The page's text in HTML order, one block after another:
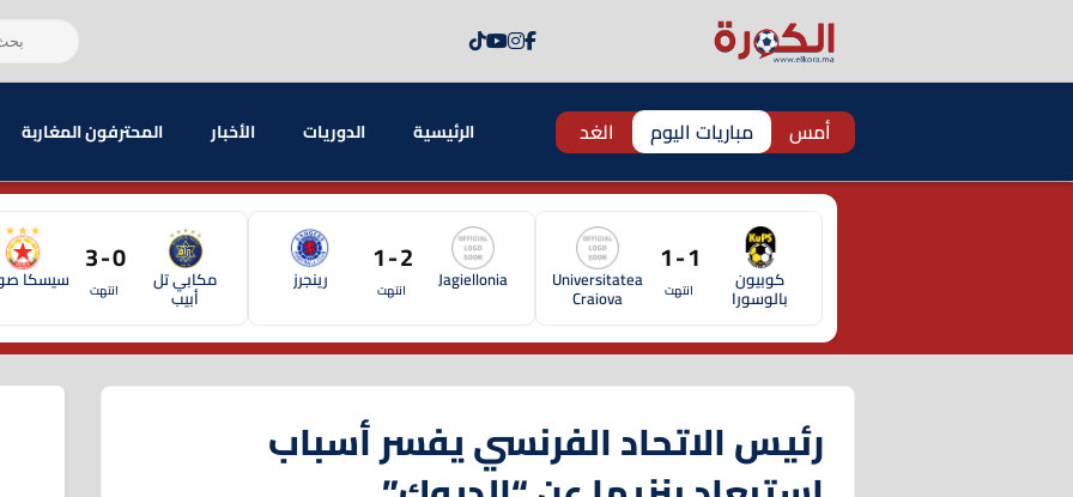
أمس مباريات اليوم الغد الرئيسية الدوريات الأخبار المحترفون المغاربة
كوبيون
بالوسورا
1 - 1
انتهت Universitatea
Craiova
Jagiellonia
2 - 1
انتهت رينجرز مكابي تل
أبيب
0 - 3
انتهت سيسكا
رئيس الاتحاد الفرنسي يفسر أسباب